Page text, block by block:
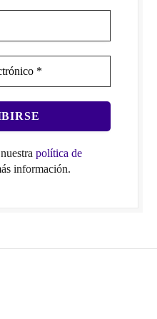
política de
información.